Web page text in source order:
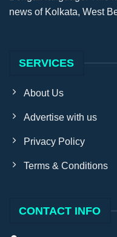
news of Kolkata, West
SERVICES
About Us
Advertise with us
Privacy Policy
Terms & Conditions
CONTACT INFO